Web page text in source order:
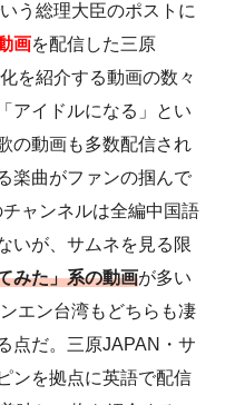
う総理大臣のポストに
画を配信した三原
を紹介する動画の数々
アイドルになる」とい
の動画も多数配信され
楽曲がファンの掴んで
チャンネルは全編中国語
いが、サムネを見る限
みた」系の動画が多い
エン台湾もどちらも凄
点だ。三原JAPAN・サ
ンを拠点に英語で配信